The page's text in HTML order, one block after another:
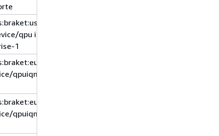
east-
qpu ionq/Forte
1
north-
qpuiqm/Garnet
north-
qpuiqm/Emerald